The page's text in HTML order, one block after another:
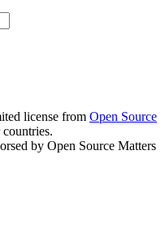
license from Open Source
by Open Source Matters